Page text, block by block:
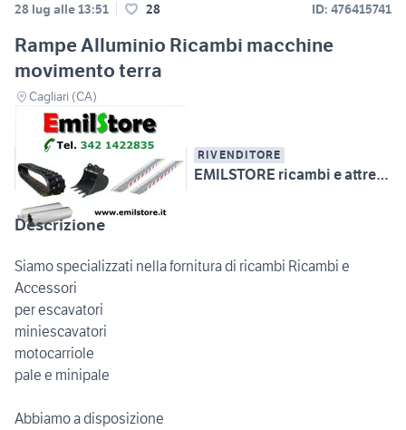
28 lug alle 13:51 28 ID: 476415741
Rampe Alluminio Ricambi macchine
movimento terra
Cagliari (CA)
RIVENDITORE
EMILSTORE ricambi e attrezzature
Descrizione
Siamo specializzati nella fornitura di ricambi Ricambi e
Accessori
per escavatori
miniescavatori
motocarriole
pale e minipale
Abbiamo a disposizione